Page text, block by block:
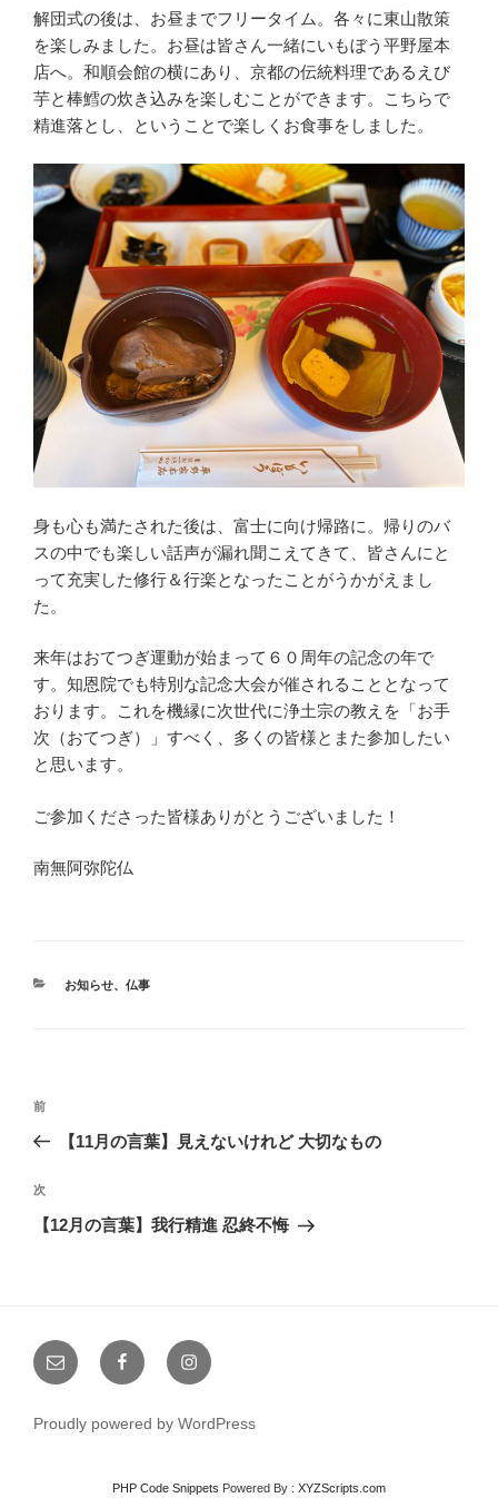
解団式の後は、お昼までフリータイム。各々に東山散策
を楽しみました。お昼は皆さん一緒にいもぼう平野屋本
店へ。和順会館の横にあり、京都の伝統料理であるえび
芋と棒鱈の炊き込みを楽しむことができます。こちらで
精進落とし、ということで楽しくお食事をしました。
身も心も満たされた後は、富士に向け帰路に。帰りのバ
スの中でも楽しい話声が漏れ聞こえてきて、皆さんにと
って充実した修行＆行楽となったことがうかがえまし
た。
来年はおてつぎ運動が始まって６０周年の記念の年で
す。知恩院でも特別な記念大会が催されることとなって
おります。これを機縁に次世代に浄土宗の教えを「お手
次（おてつぎ）」すべく、多くの皆様とまた参加したい
と思います。
ご参加くださった皆様ありがとうございました！
南無阿弥陀仏
カ
お知らせ、 仏事
投
ビ
ゲ
ン
前
の
稿
前
【11月の言葉】見えないけれど 大切なもの
次
の
次
【12月の言葉】我行精進 忍終不悔
メ
ー
FacebookInstagram
Proudly powered by WordPress
PHP Code Snippets Powered By : XYZScripts.com